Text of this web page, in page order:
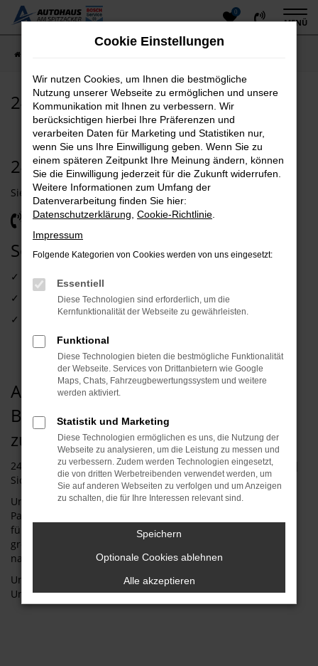
Zum
0
MENÜ
24h Notdienst
24/7 Notfall-Hotline
Sie haben einen Notfall? Wir helfen Ihnen jederzeit!
06039-95599
Soforthilfe bei:
✓ Pannen
✓ Unfall
✓ Fahrzeugbergung
Pannen und
✓ PKW & Anhänger
Abschleppdienst mit qualifizierter
Beratung, fairen Preisen und
zuverlässiger Abwicklung
24h Pannenhilfe | Abschleppen | Bergen | Transportieren |
Sicherstellung für Banken und Behörden.
Unser Partner nach Geschäftsschluss ist im Schadens- oder
Pannenfall immer für sie erreichbar. Unsere 24h-Hotline ist
für Sie 7 Tage die Woche, 24 Stunden am Tag bereit. Eine
große Flotte an Abschlepp-/Pannenfahrzeugen steht auch
nachts in Alarmbereitschaft.
Unser 24h Notdienst hilft Ihnen bei einer Panne oder einem
Unfall!
Cookie Einstellungen
Wir nutzen Cookies, um Ihnen die bestmögliche
Nutzung unserer Webseite zu ermöglichen und unsere
Kommunikation mit Ihnen zu verbessern. Wir
berücksichtigen hierbei Ihre Präferenzen und
verarbeiten Daten für Marketing und Statistiken nur,
wenn Sie uns Ihre Einwilligung geben. Wenn Sie zu
einem späteren Zeitpunkt Ihre Meinung ändern, können
Sie die Einwilligung jederzeit für die Zukunft widerrufen.
Weitere Informationen zum Umfang der
Datenverarbeitung finden Sie hier:
Datenschutzerklärung Cookie-Richtlinie
Impressum
Folgende Kategorien von Cookies werden von uns eingesetzt:
Essentiell
Diese Technologien sind erforderlich, um die
Kernfunktionalität der Webseite zu gewährleisten.
Funktional
Diese Technologien bieten die bestmögliche Funktionalität
der Webseite. Services von Drittanbietern wie Google
Maps, Chats, Fahrzeugbewertungssystem und weitere
werden aktiviert.
Statistik und Marketing
Diese Technologien ermöglichen es uns, die Nutzung der
Webseite zu analysieren, um die Leistung zu messen und
zu verbessern. Zudem werden Technologien eingesetzt,
die von dritten Werbetreibenden verwendet werden, um
Sie auf anderen Webseiten zu verfolgen und um Anzeigen
zu schalten, die für Ihre Interessen relevant sind.
Speichern
Optionale Cookies ablehnen
Alle akzeptieren